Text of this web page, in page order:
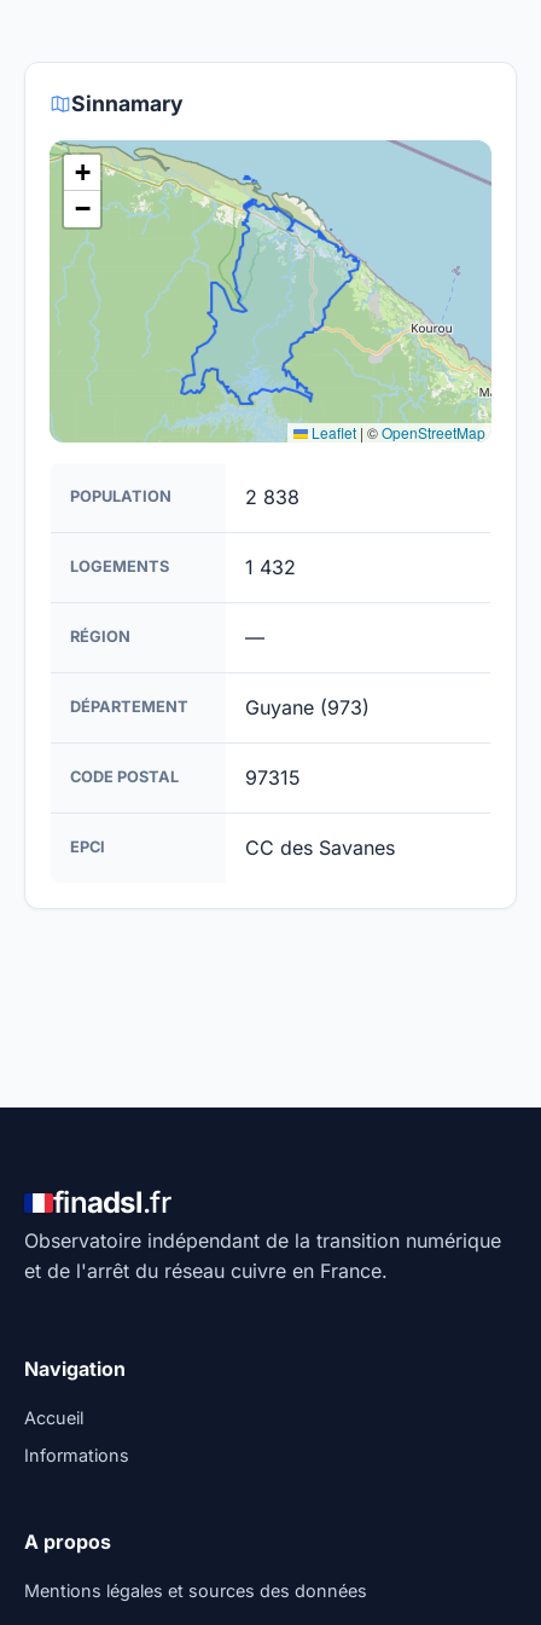
rendre la fibre optique accessible dans toute la
France. Bien que certaines zones rurales puissent
être plus difficiles à couvrir, l'objectif est de
fournir un accès à la fibre à la majorité des foyers
français d'ici 2030.
Sinnamary
+
−
Leaflet | ©OpenStreetMap
POPULATION 2 838
LOGEMENTS 1 432
RÉGION —
DÉPARTEMENT Guyane (973)
CODE POSTAL 97315
EPCI CC des Savanes
finadsl.fr
Observatoire indépendant de la transition numérique
et de l'arrêt du réseau cuivre en France.
Navigation
Accueil
Informations
A propos
Mentions légales et sources des données